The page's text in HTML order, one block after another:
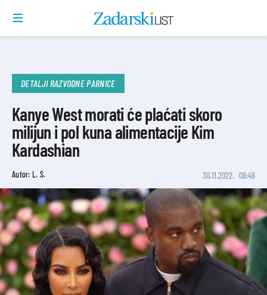
DETALJI RAZVODNE PARNICE
Kanye West morati će plaćati skoro
milijun i pol kuna alimentacije Kim
Kardashian
Autor: L. S. 30.11.2022. 08:49